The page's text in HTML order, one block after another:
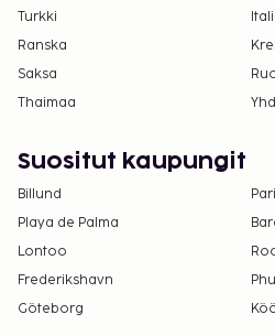
Turkki
Ranska
Saksa
Thaimaa
Suositut kaupungit
Billund
Playa de Palma
Lontoo
Frederikshavn
Göteborg